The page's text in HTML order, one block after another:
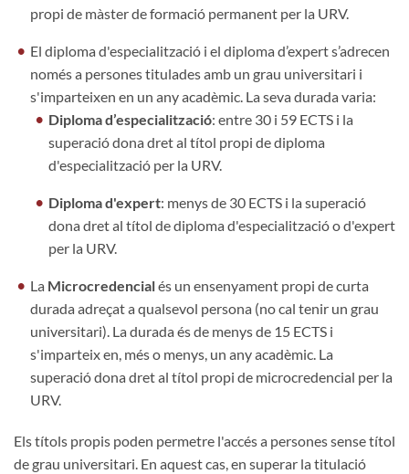
propi de màster de formació permanent per la URV.
El diploma d'especialització i el diploma d’expert s’adrecen
només a persones titulades amb un grau universitari i
s'imparteixen en un any acadèmic. La seva durada varia:
Diploma d’especialització: entre 30 i 59 ECTS i la
superació dona dret al títol propi de diploma
d'especialització per la URV.
Diploma d'expert: menys de 30 ECTS i la superació
dona dret al títol de diploma d'especialització o d'expert
per la URV.
La Microcredencialés un ensenyament propi de curta
durada adreçat a qualsevol persona (no cal tenir un grau
universitari). La durada és de menys de 15 ECTS i
s'imparteix en, més o menys, un any acadèmic. La
superació dona dret al títol propi de microcredencial per la
URV.
Els títols propis poden permetre l'accés a persones sense títol
de grau universitari. En aquest cas, en superar la titulació